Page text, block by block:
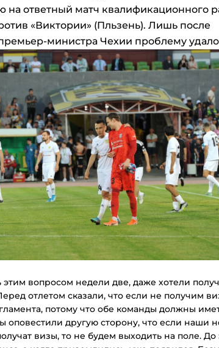
на ответный матч квалификационного
«Виктории» (Пльзень). Лишь после
министра Чехии проблему
вопросом недели две, даже хотели
отлетом сказали, что если не получим
потому что обе команды должны
оповестили другую сторону, что если наши
визы, то не будем выходить на поле. До